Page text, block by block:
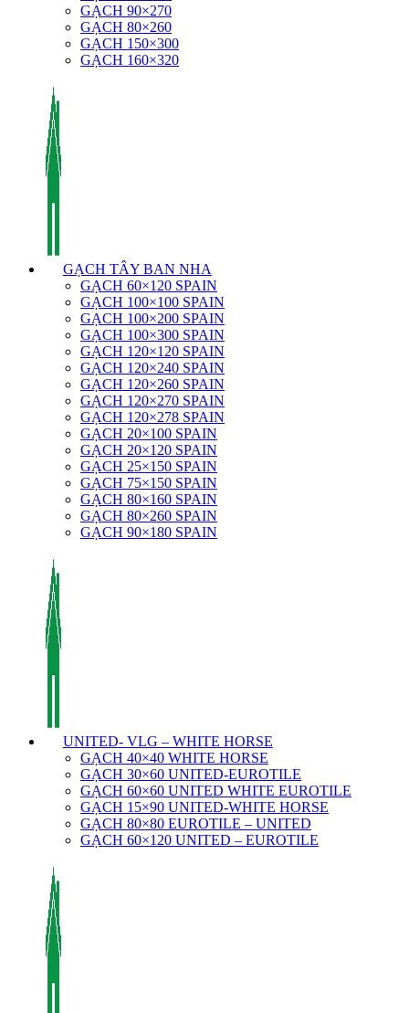
GẠCH 90×270
GẠCH 80×260
GẠCH 150×300
GẠCH 160×320
GẠCH TÂY BAN NHA
GẠCH 60×120 SPAIN
GẠCH 100×100 SPAIN
GẠCH 100×200 SPAIN
GẠCH 100×300 SPAIN
GẠCH 120×120 SPAIN
GẠCH 120×240 SPAIN
GẠCH 120×260 SPAIN
GẠCH 120×270 SPAIN
GẠCH 120×278 SPAIN
GẠCH 20×100 SPAIN
GẠCH 20×120 SPAIN
GẠCH 25×150 SPAIN
GẠCH 75×150 SPAIN
GẠCH 80×160 SPAIN
GẠCH 80×260 SPAIN
GẠCH 90×180 SPAIN
UNITED- VLG – WHITE HORSE
GẠCH 40×40 WHITE HORSE
GẠCH 30×60 UNITED-EUROTILE
GẠCH 60×60 UNITED WHITE EUROTILE
GẠCH 15×90 UNITED-WHITE HORSE
GẠCH 80×80 EUROTILE – UNITED
GẠCH 60×120 UNITED – EUROTILE